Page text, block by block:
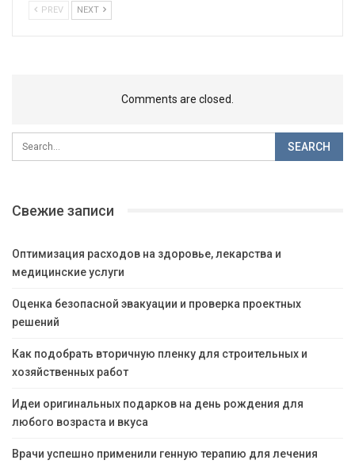
PREV NEXT
Comments are closed.
Свежие записи
Оптимизация расходов на здоровье, лекарства и
медицинские услуги
Оценка безопасной эвакуации и проверка проектных
решений
Как подобрать вторичную пленку для строительных и
хозяйственных работ
Идеи оригинальных подарков на день рождения для
любого возраста и вкуса
Врачи успешно применили генную терапию для лечения